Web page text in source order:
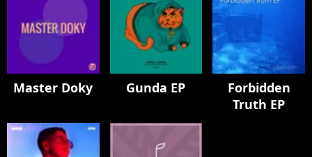
Master Doky Gunda EP
Forbidden
Truth EP